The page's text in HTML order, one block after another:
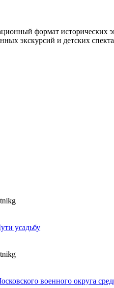
формат
экскурсий и детских
усадьбу
военного округа